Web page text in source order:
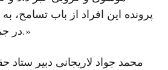
پرونده این افراد از باب تسامح،
در جمهوری اسلامی است.»
محمد جواد لاریجانی دبیر ستاد